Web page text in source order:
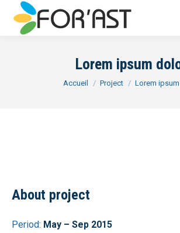
Lorem ipsum
Vous êtes ici :
Accueil Project Lorem
About project
Period: May – Sep 2015